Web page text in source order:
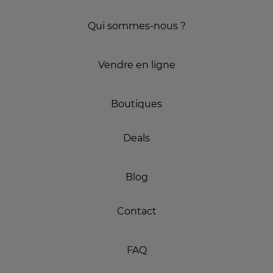
Qui sommes-nous ?
Vendre en ligne
Boutiques
Deals
Blog
Contact
FAQ